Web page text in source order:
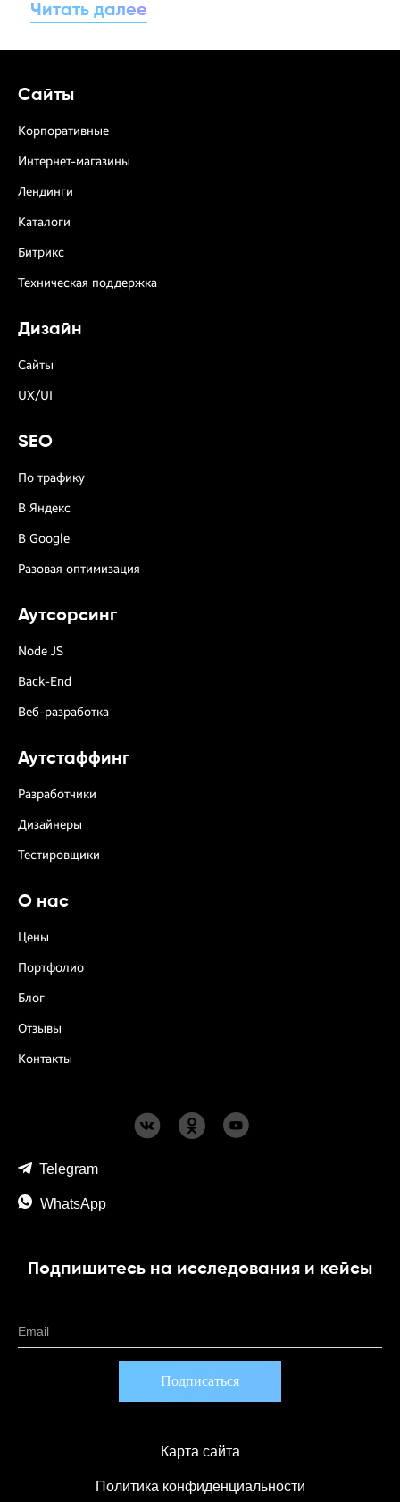
Читать далее
Сайты
Корпоративные
Интернет-магазины
Лендинги
Каталоги
Битрикс
Техническая поддержка
Дизайн
Сайты
UX/UI
SEO
По трафику
В Яндекс
В Google
Разовая оптимизация
Аутсорсинг
Node JS
Back-End
Веб-разработка
Аутстаффинг
Разработчики
Дизайнеры
Тестировщики
О нас
Цены
Портфолио
Блог
Отзывы
Контакты
Карта сайта
Политика конфиденциальности
Telegram
WhatsApp
Подпишитесь на исследования и кейсы
Email